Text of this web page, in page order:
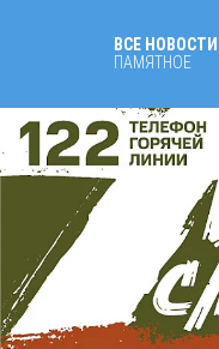
ВСЕ НОВОСТИ
ПАМЯТНОЕ